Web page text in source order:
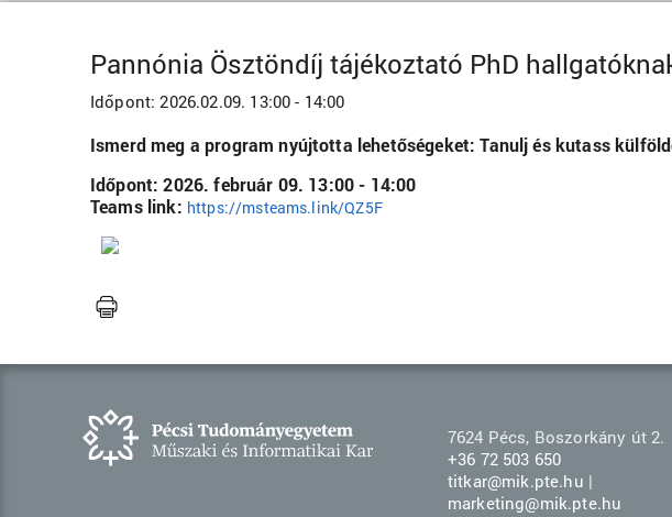
Pannónia Ösztöndíj tájékoztató PhD
Időpont:2026.02.09. 13:00 - 14:00
Ismerd meg a program nyújtotta lehetőségeket: Tanulj és kutass
Időpont: 2026. február 09. 13:00 - 14:00
Teams link: https://msteams.link/QZ5F
7624 Pécs, Boszorkány út 2.
+36 72 503 650
titkar@mik.pte.hu |
marketing@mik.pte.hu